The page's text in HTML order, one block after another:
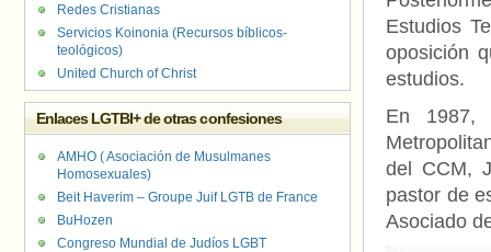
Estudios
oposición
estudios.
En 1987,
del CCM,
pastor de
Asociado
Redes Cristianas
Servicios Koinonia (Recursos bíblicos-
teológicos)
United Church of Christ
Enlaces LGTBI+ de otras confesiones
AMHO ( Asociación de Musulmanes
Homosexuales)
Beit Haverim – Groupe Juif LGTB de France
BuHozen
Congreso Mundial de Judíos LGBT